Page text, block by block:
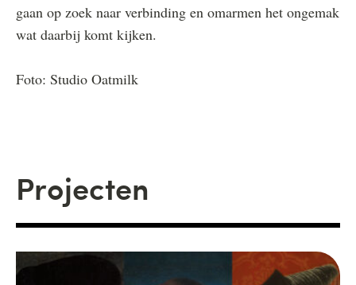
gaan op zoek naar verbinding en omarmen het ongemak
wat daarbij komt kijken.
Foto: Studio Oatmilk
Projecten